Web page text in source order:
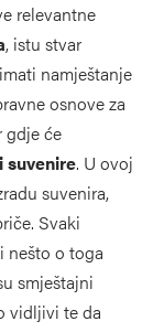
relevantne
, istu stvar
namještanje
osnove za
gdje će
suvenire. U ovoj
suvenira,
Svaki
nešto o toga
smještajni
vidljivi te da